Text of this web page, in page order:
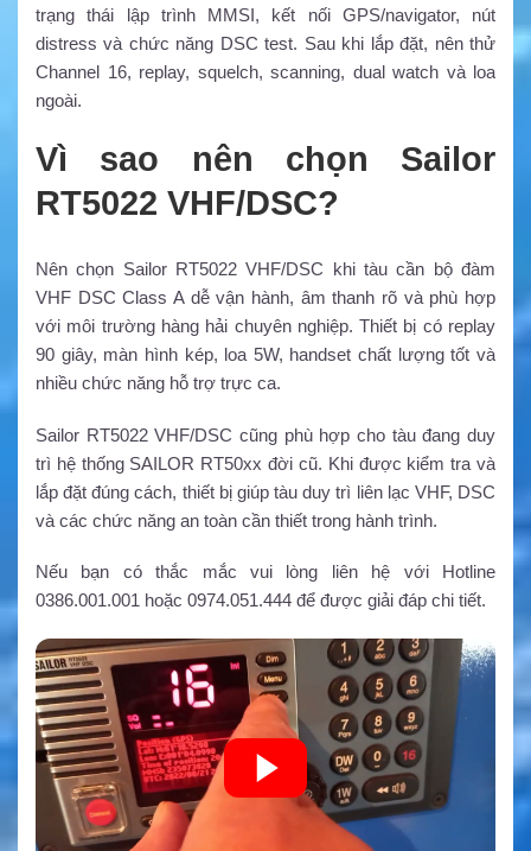
trạng thái lập trình MMSI, kết nối GPS/navigator, nút
distress và chức năng DSC test. Sau khi lắp đặt, nên thử
Channel 16, replay, squelch, scanning, dual watch và loa
ngoài.
Vì sao nên chọn Sailor
RT5022 VHF/DSC?
Nên chọn Sailor RT5022 VHF/DSC khi tàu cần bộ đàm
VHF DSC Class A dễ vận hành, âm thanh rõ và phù hợp
với môi trường hàng hải chuyên nghiệp. Thiết bị có replay
90 giây, màn hình kép, loa 5W, handset chất lượng tốt và
nhiều chức năng hỗ trợ trực ca.
Sailor RT5022 VHF/DSC cũng phù hợp cho tàu đang duy
trì hệ thống SAILOR RT50xx đời cũ. Khi được kiểm tra và
lắp đặt đúng cách, thiết bị giúp tàu duy trì liên lạc VHF, DSC
và các chức năng an toàn cần thiết trong hành trình.
Nếu bạn có thắc mắc vui lòng liên hệ với Hotline
0386.001.001 hoặc 0974.051.444 để được giải đáp chi tiết.